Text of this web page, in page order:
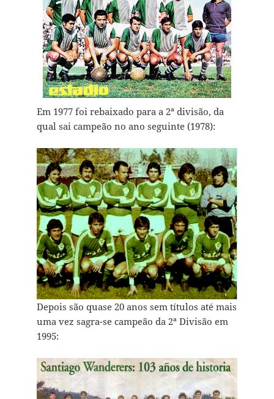
Em 1977 foi rebaixado para a 2ª divisão, da
qual sai campeão no ano seguinte (1978):
Depois são quase 20 anos sem títulos até mais
uma vez sagra-se campeão da 2ª Divisão em
1995: